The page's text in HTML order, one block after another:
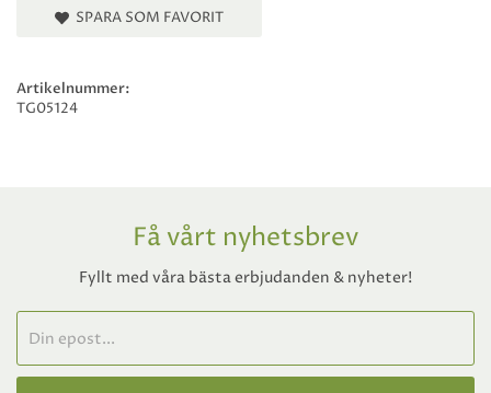
SPARA SOM FAVORIT
Artikelnummer:
TG05124
Få vårt nyhetsbrev
Fyllt med våra bästa erbjudanden & nyheter!